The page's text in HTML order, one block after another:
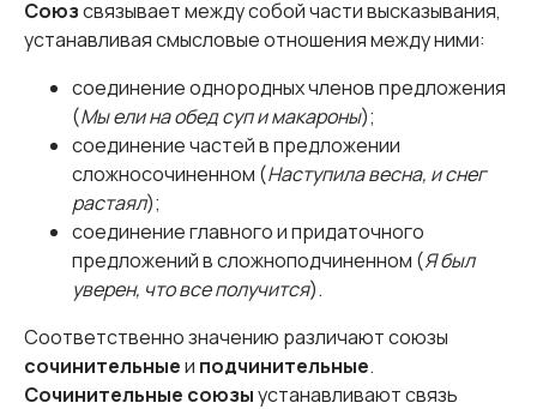
Союзсвязывает между собой части высказывания,
устанавливая смысловые отношения между ними:
соединение однородных членов предложения
(Мы ели на обед суп и макароны);
соединение частей в предложении
сложносочиненном (Наступила весна, и снег
растаял);
соединение главного и придаточного
предложений в сложноподчиненном (Я был
уверен, что все получится).
Соответственно значению различают союзы
сочинительныеи подчинительные.
Сочинительные союзыустанавливают связь